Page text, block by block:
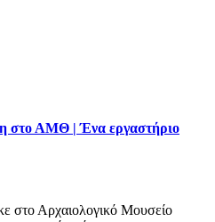
στο ΑΜΘ | Ένα εργαστήριο
στο Αρχαιολογικό Μουσείο